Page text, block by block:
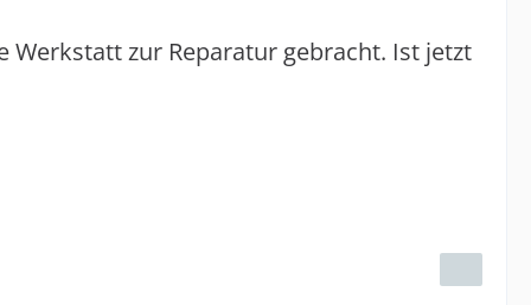
zur Reparatur gebracht. Ist jetzt